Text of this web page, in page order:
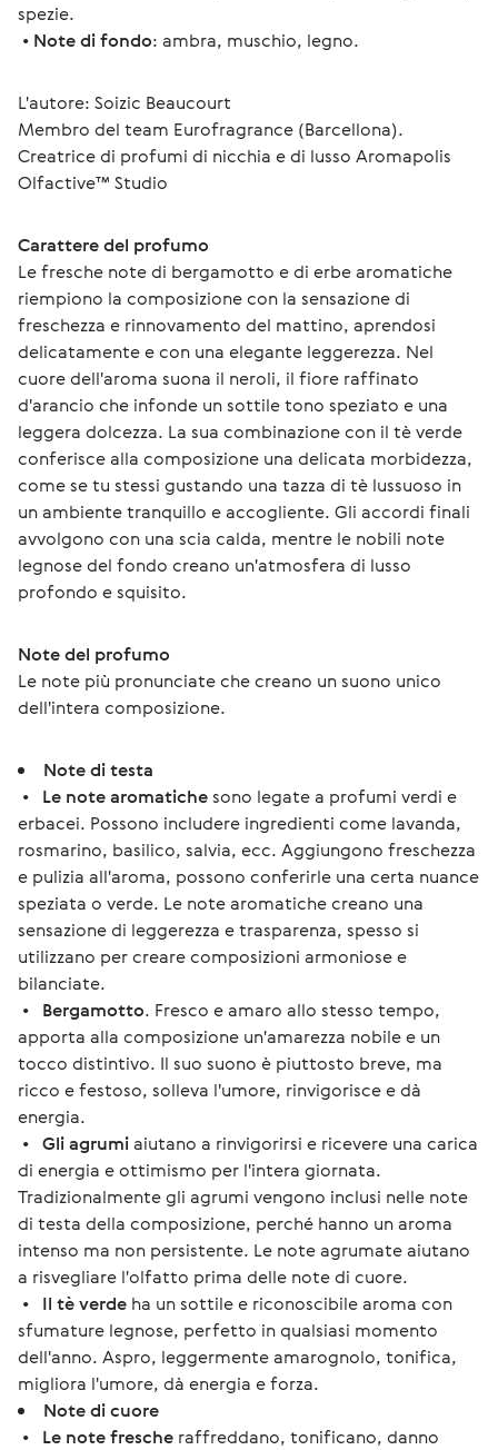
spezie.
• Note di fondo: ambra, muschio, legno.
L'autore: Soizic Beaucourt
Membro del team Eurofragrance (Barcellona).
Creatrice di profumi di nicchia e di lusso Aromapolis
Olfactive™ Studio
Carattere del profumo
Le fresche note di bergamotto e di erbe aromatiche
riempiono la composizione con la sensazione di
freschezza e rinnovamento del mattino, aprendosi
delicatamente e con una elegante leggerezza. Nel
cuore dell'aroma suona il neroli, il fiore raffinato
d'arancio che infonde un sottile tono speziato e una
leggera dolcezza. La sua combinazione con il tè verde
conferisce alla composizione una delicata morbidezza,
come se tu stessi gustando una tazza di tè lussuoso in
un ambiente tranquillo e accogliente. Gli accordi finali
avvolgono con una scia calda, mentre le nobili note
legnose del fondo creano un'atmosfera di lusso
profondo e squisito.
Note del profumo
Le note più pronunciate che creano un suono unico
dell'intera composizione.
Note di testa
• Le note aromatichesono legate a profumi verdi e
erbacei. Possono includere ingredienti come lavanda,
rosmarino, basilico, salvia, ecc. Aggiungono freschezza
e pulizia all'aroma, possono conferirle una certa nuance
speziata o verde. Le note aromatiche creano una
sensazione di leggerezza e trasparenza, spesso si
utilizzano per creare composizioni armoniose e
bilanciate.
• Bergamotto. Fresco e amaro allo stesso tempo,
apporta alla composizione un'amarezza nobile e un
tocco distintivo. Il suo suono è piuttosto breve, ma
ricco e festoso, solleva l'umore, rinvigorisce e dà
energia.
• Gli agrumiaiutano a rinvigorirsi e ricevere una carica
di energia e ottimismo per l'intera giornata.
Tradizionalmente gli agrumi vengono inclusi nelle note
di testa della composizione, perché hanno un aroma
intenso ma non persistente. Le note agrumate aiutano
a risvegliare l'olfatto prima delle note di cuore.
• Il tè verde ha un sottile e riconoscibile aroma con
sfumature legnose, perfetto in qualsiasi momento
dell'anno. Aspro, leggermente amarognolo, tonifica,
migliora l'umore, dà energia e forza.
Note di cuore
• Le note fresche raffreddano, tonificano, danno